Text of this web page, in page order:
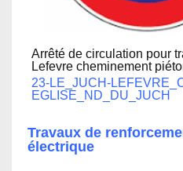
Arrêté de circulation pour
Lefevre cheminement
23-LE_JUCH-
EGLISE_ND_DU_JUCH
Travaux de
électrique